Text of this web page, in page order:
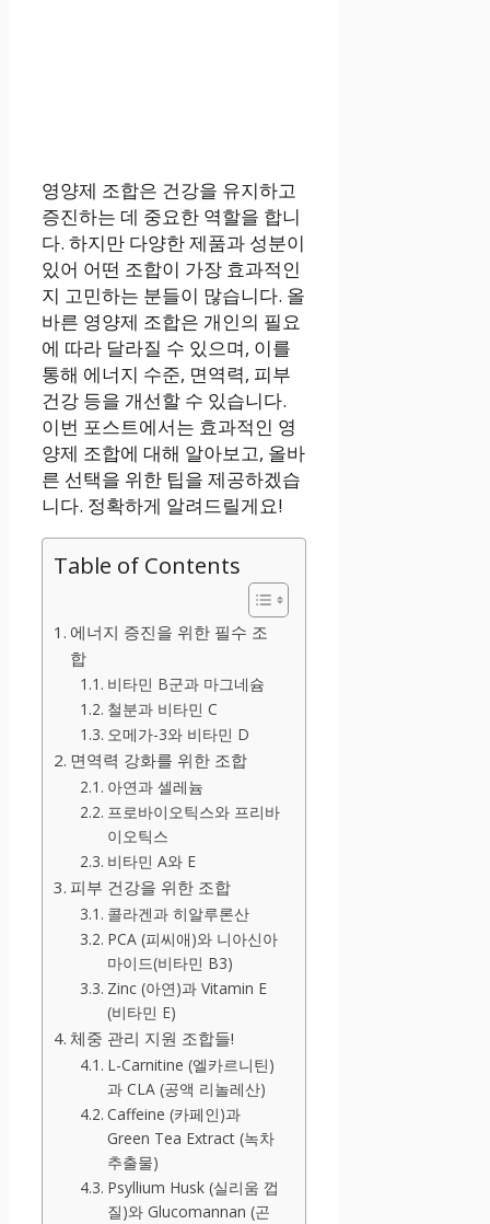
영양제 조합은 건강을 유지하고
증진하는 데 중요한 역할을 합니
다. 하지만 다양한 제품과 성분이
있어 어떤 조합이 가장 효과적인
지 고민하는 분들이 많습니다. 올
바른 영양제 조합은 개인의 필요
에 따라 달라질 수 있으며, 이를
통해 에너지 수준, 면역력, 피부
건강 등을 개선할 수 있습니다.
이번 포스트에서는 효과적인 영
양제 조합에 대해 알아보고, 올바
른 선택을 위한 팁을 제공하겠습
니다. 정확하게 알려드릴게요!
Table of Contents
에너지 증진을 위한 필수 조
합
비타민 B군과 마그네슘
철분과 비타민 C
오메가-3와 비타민 D
면역력 강화를 위한 조합
아연과 셀레늄
프로바이오틱스와 프리바
이오틱스
비타민 A와 E
피부 건강을 위한 조합
콜라겐과 히알루론산
PCA (피씨애)와 니아신아
마이드(비타민 B3)
Zinc (아연)과 Vitamin E
(비타민 E)
체중 관리 지원 조합들!
L-Carnitine (엘카르니틴)
과 CLA (공액 리놀레산)
Caffeine (카페인)과
Green Tea Extract (녹차
추출물)
Psyllium Husk (실리움 껍
질)와 Glucomannan (곤